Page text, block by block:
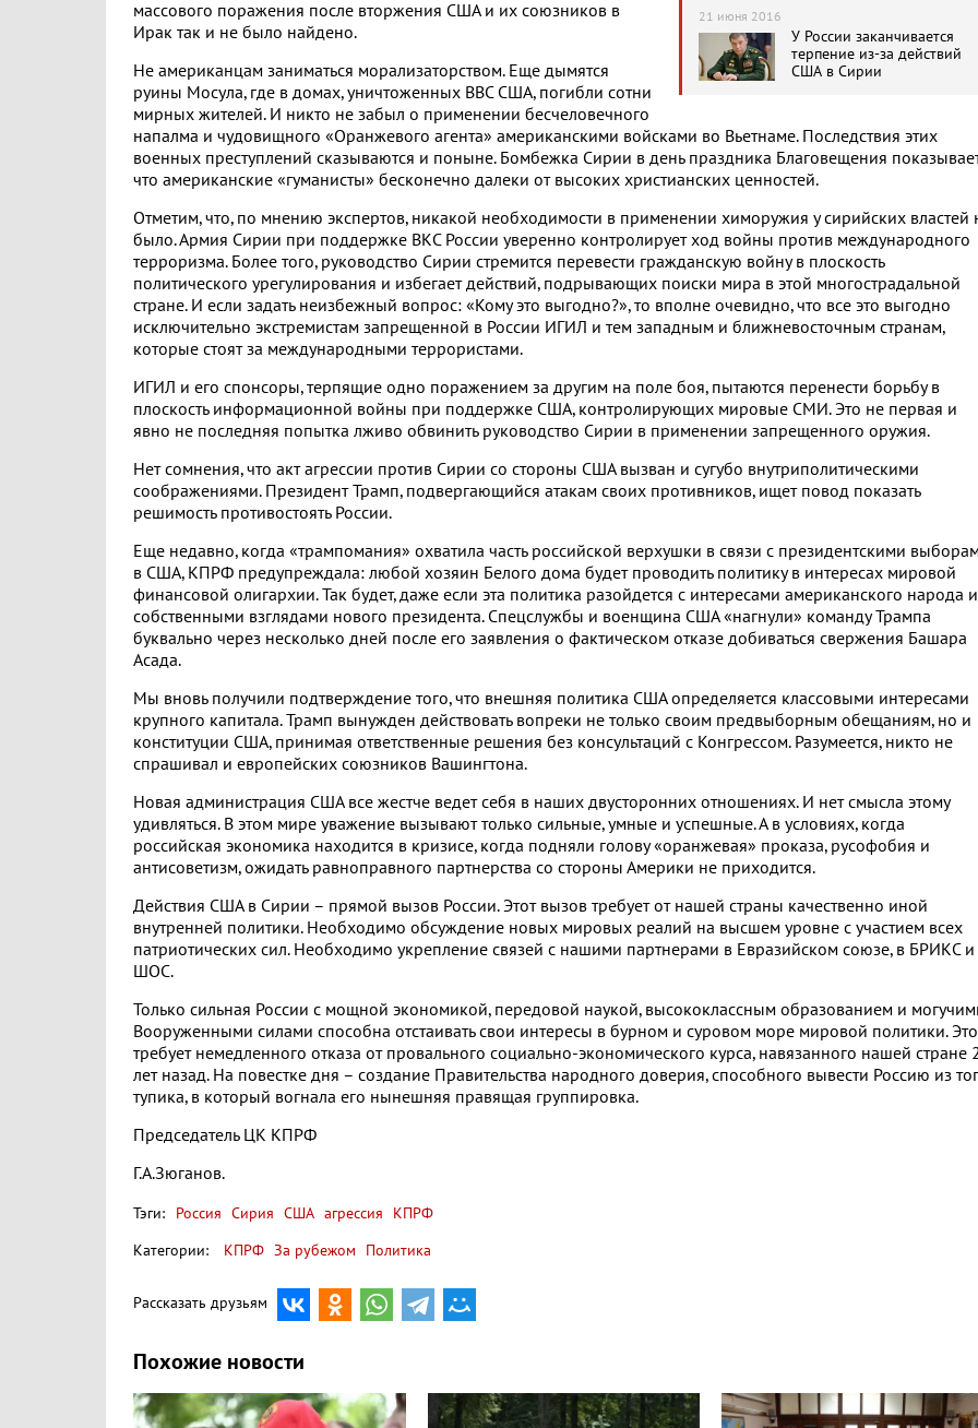
21 июня 2016
У России заканчивается
терпение из-за действий
США в Сирии
массового поражения после вторжения США и их союзников в
Ирак так и не было найдено.
Не американцам заниматься морализаторством. Еще дымятся
руины Мосула, где в домах, уничтоженных ВВС США, погибли сотни
мирных жителей. И никто не забыл о применении бесчеловечного
напалма и чудовищного «Оранжевого агента» американскими войсками во Вьетнаме. Последствия этих
военных преступлений сказываются и поныне. Бомбежка Сирии в день праздника Благовещения
что американские «гуманисты» бесконечно далеки от высоких христианских ценностей.
Отметим, что, по мнению экспертов, никакой необходимости в применении химоружия у сирийских властей
было. Армия Сирии при поддержке ВКС России уверенно контролирует ход войны против международного
терроризма. Более того, руководство Сирии стремится перевести гражданскую войну в плоскость
политического урегулирования и избегает действий, подрывающих поиски мира в этой многострадальной
стране. И если задать неизбежный вопрос: «Кому это выгодно?», то вполне очевидно, что все это выгодно
исключительно экстремистам запрещенной в России ИГИЛ и тем западным и ближневосточным странам,
которые стоят за международными террористами.
ИГИЛ и его спонсоры, терпящие одно поражением за другим на поле боя, пытаются перенести борьбу в
плоскость информационной войны при поддержке США, контролирующих мировые СМИ. Это не первая и
явно не последняя попытка лживо обвинить руководство Сирии в применении запрещенного оружия.
Нет сомнения, что акт агрессии против Сирии со стороны США вызван и сугубо внутриполитическими
соображениями. Президент Трамп, подвергающийся атакам своих противников, ищет повод показать
решимость противостоять России.
Еще недавно, когда «трампомания» охватила часть российской верхушки в связи с президентскими
в США, КПРФ предупреждала: любой хозяин Белого дома будет проводить политику в интересах мировой
финансовой олигархии. Так будет, даже если эта политика разойдется с интересами американского народа и
собственными взглядами нового президента. Спецслужбы и военщина США «нагнули» команду Трампа
буквально через несколько дней после его заявления о фактическом отказе добиваться свержения Башара
Асада.
Мы вновь получили подтверждение того, что внешняя политика США определяется классовыми интересами
крупного капитала. Трамп вынужден действовать вопреки не только своим предвыборным обещаниям, но и
конституции США, принимая ответственные решения без консультаций с Конгрессом. Разумеется, никто не
спрашивал и европейских союзников Вашингтона.
Новая администрация США все жестче ведет себя в наших двусторонних отношениях. И нет смысла этому
удивляться. В этом мире уважение вызывают только сильные, умные и успешные. А в условиях, когда
российская экономика находится в кризисе, когда подняли голову «оранжевая» проказа, русофобия и
антисоветизм, ожидать равноправного партнерства со стороны Америки не приходится.
Действия США в Сирии – прямой вызов России. Этот вызов требует от нашей страны качественно иной
внутренней политики. Необходимо обсуждение новых мировых реалий на высшем уровне с участием всех
патриотических сил. Необходимо укрепление связей с нашими партнерами в Евразийском союзе, в БРИКС и
ШОС.
Только сильная России с мощной экономикой, передовой наукой, высококлассным образованием и
Вооруженными силами способна отстаивать свои интересы в бурном и суровом море мировой политики. Это
требует немедленного отказа от провального социально-экономического курса, навязанного нашей стране
лет назад. На повестке дня – создание Правительства народного доверия, способного вывести Россию из
тупика, в который вогнала его нынешняя правящая группировка.
Председатель ЦК КПРФ
Г.А.Зюганов.
Тэги: Россия Сирия США агрессия
КПРФ
Категории:
КПРФ За рубежом Политика
Рассказать друзьям
Похожие новости